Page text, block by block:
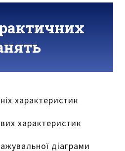
характеристик
характеристик
діаграми